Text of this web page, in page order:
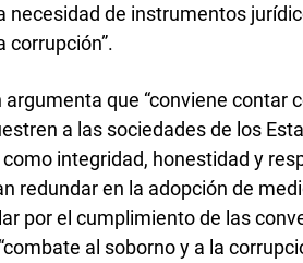
necesidad de instrumentos
corrupción”.
que “conviene contar
a las sociedades de los
integridad, honestidad y
redundar en la adopción de
por el cumplimiento de las
al soborno y a la